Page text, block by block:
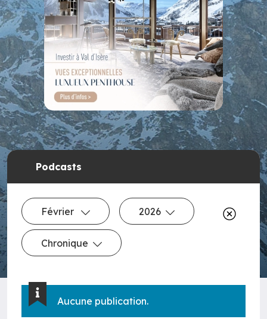
Podcasts
Février 2026
Chronique
Aucune publication.